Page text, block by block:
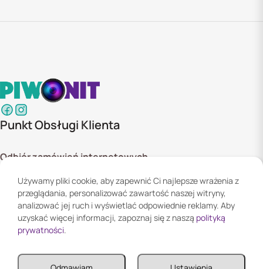
Punkt Obsługi Klienta
Odbiór zamówień internetowych
02-285 Warszawa
Godziny otwarcia:
Pn. - Pt. 08:00 - 16:00
Informacje
Używamy pliki cookie, aby zapewnić Ci najlepsze wrażenia z
przeglądania, personalizować zawartość naszej witryny,
analizować jej ruch i wyświetlać odpowiednie reklamy. Aby
uzyskać więcej informacji, zapoznaj się z naszą polityką
prywatności.